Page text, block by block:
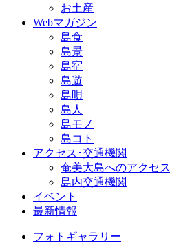
お土産
Webマガジン
島食
島景
島宿
島遊
島唄
島人
島モノ
島コト
アクセス･交通機関
奄美大島へのアクセス
島内交通機関
イベント
最新情報
フォトギャラリー